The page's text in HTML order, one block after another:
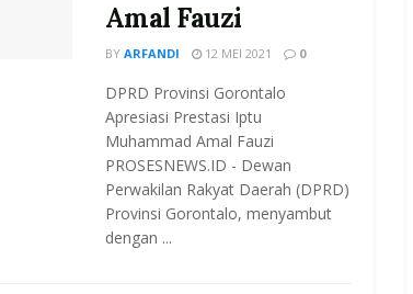
Amal Fauzi
BY ARFANDI 12 MEI 2021 0
DPRD Provinsi Gorontalo
Apresiasi Prestasi Iptu
Muhammad Amal Fauzi
PROSESNEWS.ID - Dewan
Perwakilan Rakyat Daerah (DPRD)
Provinsi Gorontalo, menyambut
dengan ...